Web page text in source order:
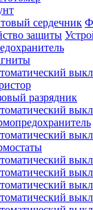
разрядник